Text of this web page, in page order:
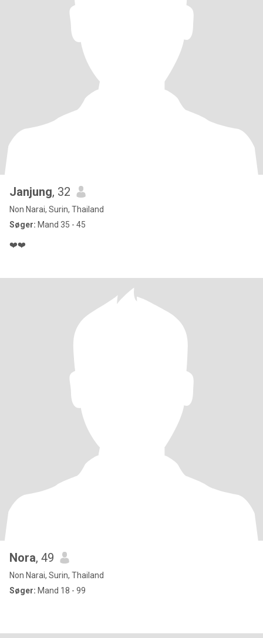
Janjung, 32
Non Narai, Surin, Thailand
Søger: Mand 35 - 45
❤️❤️
Nora, 49
Non Narai, Surin, Thailand
Søger: Mand 18 - 99